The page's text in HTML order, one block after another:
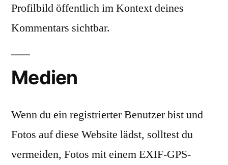
Profilbild öffentlich im Kontext deines
Kommentars sichtbar.
Medien
Wenn du ein registrierter Benutzer bist und
Fotos auf diese Website lädst, solltest du
vermeiden, Fotos mit einem EXIF-GPS-